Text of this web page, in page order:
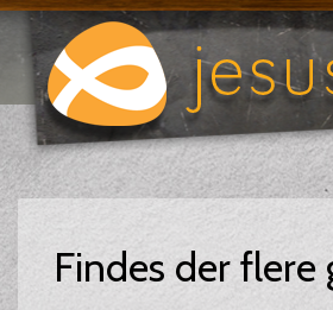
Findes der flere